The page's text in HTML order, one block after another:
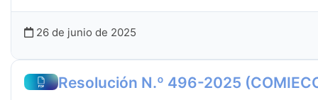
26 de junio de 2025
Resolución N.º 496-2025